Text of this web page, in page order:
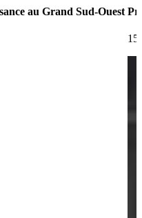
au Grand Sud-Ouest
15